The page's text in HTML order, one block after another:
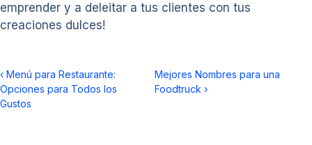
emprender y a deleitar a tus clientes con tus
creaciones dulces!
‹ Menú para Restaurante:
Opciones para Todos los
Gustos
Mejores Nombres para una
Foodtruck ›